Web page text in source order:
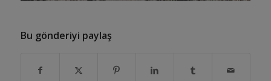
Bu gönderiyi paylaş